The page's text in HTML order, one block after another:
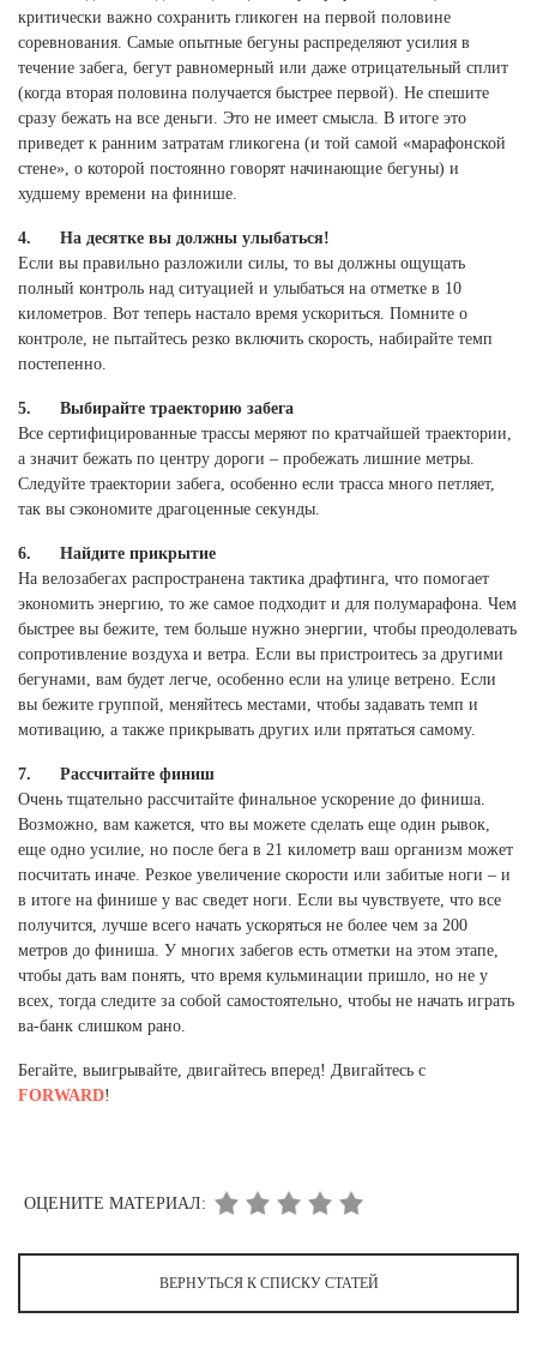
критически важно сохранить гликоген на первой половине
соревнования. Самые опытные бегуны распределяют усилия в
течение забега, бегут равномерный или даже отрицательный сплит
(когда вторая половина получается быстрее первой). Не спешите
сразу бежать на все деньги. Это не имеет смысла. В итоге это
приведет к ранним затратам гликогена (и той самой «марафонской
стене», о которой постоянно говорят начинающие бегуны) и
худшему времени на финише.
4. На десятке вы должны улыбаться!
Если вы правильно разложили силы, то вы должны ощущать
полный контроль над ситуацией и улыбаться на отметке в 10
километров. Вот теперь настало время ускориться. Помните о
контроле, не пытайтесь резко включить скорость, набирайте темп
постепенно.
5. Выбирайте траекторию забега
Все сертифицированные трассы меряют по кратчайшей траектории,
а значит бежать по центру дороги – пробежать лишние метры.
Следуйте траектории забега, особенно если трасса много петляет,
так вы сэкономите драгоценные секунды.
6. Найдите прикрытие
На велозабегах распространена тактика драфтинга, что помогает
экономить энергию, то же самое подходит и для полумарафона. Чем
быстрее вы бежите, тем больше нужно энергии, чтобы преодолевать
сопротивление воздуха и ветра. Если вы пристроитесь за другими
бегунами, вам будет легче, особенно если на улице ветрено. Если
вы бежите группой, меняйтесь местами, чтобы задавать темп и
мотивацию, а также прикрывать других или прятаться самому.
7. Рассчитайте финиш
Очень тщательно рассчитайте финальное ускорение до финиша.
Возможно, вам кажется, что вы можете сделать еще один рывок,
еще одно усилие, но после бега в 21 километр ваш организм может
посчитать иначе. Резкое увеличение скорости или забитые ноги – и
в итоге на финише у вас сведет ноги. Если вы чувствуете, что все
получится, лучше всего начать ускоряться не более чем за 200
метров до финиша. У многих забегов есть отметки на этом этапе,
чтобы дать вам понять, что время кульминации пришло, но не у
всех, тогда следите за собой самостоятельно, чтобы не начать играть
ва-банк слишком рано.
Бегайте, выигрывайте, двигайтесь вперед! Двигайтесь с
FORWARD!
ОЦЕНИТЕ МАТЕРИАЛ:
ВЕРНУТЬСЯ К СПИСКУ СТАТЕЙ